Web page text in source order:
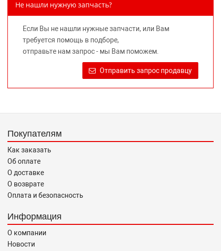
предлагаемых к продаже запасных частей для
правообладателей указанных товарных знаков.
Требование предоставлять покупателю необходимую и
достоверную информацию о товаре, предлагаемом к
продаже, обеспечивающую возможность их правильного
выбора возложено на продавца (изготовителя) Законом
«О защите прав потребителей».
Не нашли нужную запчасть?
Если Вы не нашли нужные запчасти, или Вам
требуется помощь в подборе,
отправьте нам запрос - мы Вам поможем.
Отправить запрос продавцу
Покупателям
Как заказать
Об оплате
О доставке
О возврате
Оплата и безопасность
Информация
О компании
Новости